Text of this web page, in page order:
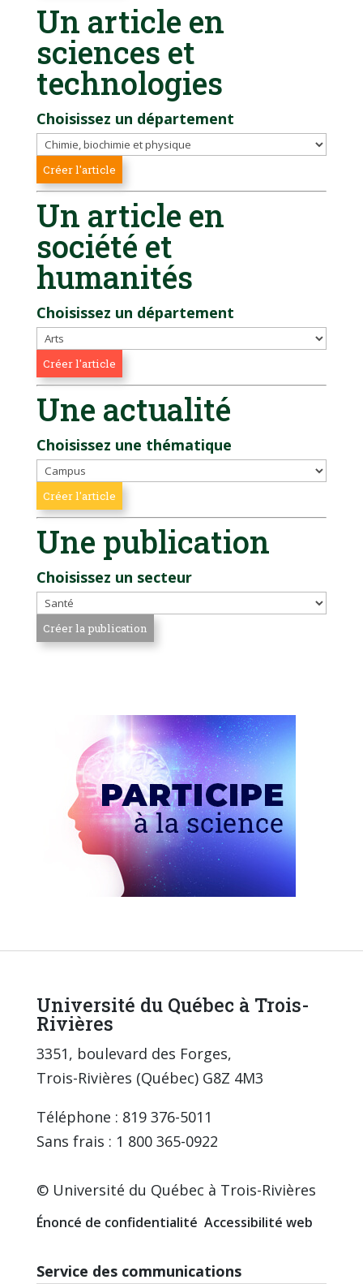
Un article en
sciences et
technologies
Choisissez un département
Un article en
société et
humanités
Choisissez un département
Une actualité
Choisissez une thématique
Une publication
Choisissez un secteur
Université du Québec à Trois-
Rivières
3351, boulevard des Forges,
Trois-Rivières (Québec) G8Z 4M3
Téléphone : 819 376-5011
Sans frais : 1 800 365-0922
© Université du Québec à Trois-Rivières
Énoncé de confidentialité Accessibilité web
Service des communications